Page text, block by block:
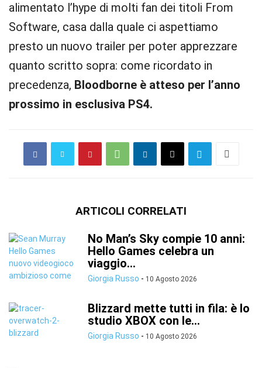
alimentato l’hype di molti fan dei titoli From
Software, casa dalla quale ci aspettiamo
presto un nuovo trailer per poter apprezzare
quanto scritto sopra: come ricordato in
precedenza, Bloodborne è atteso per l’anno
prossimo in esclusiva PS4.
ARTICOLI CORRELATI
No Man’s Sky compie 10 anni:
Hello Games celebra un
viaggio...
Giorgia Russo - 10 Agosto 2026
Blizzard mette tutti in fila: è lo
studio XBOX con le...
Giorgia Russo - 10 Agosto 2026